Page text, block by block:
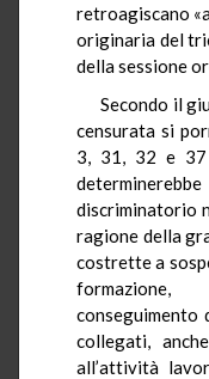
retroagiscano
originaria del
della sessione
Secondo il
censurata si
3, 31, 32 e 37
discriminatorio
ragione della
costrette a
collegati,
all’attività